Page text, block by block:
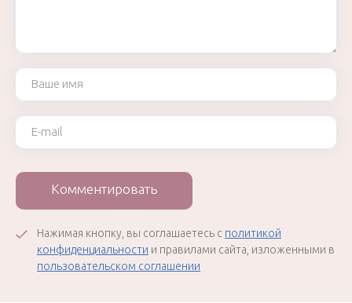
Ваше имя
Ваш e-mail
Комментировать
Нажимая кнопку, вы соглашаетесь с политикой
конфиденциальности и правилами сайта, изложенными в
пользовательском соглашении